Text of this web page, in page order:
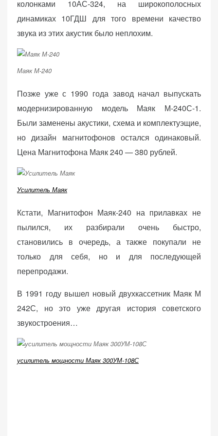
колонками 10АС-324, на широкополосных
динамиках 10ГДШ для того времени качество
звука из этих акустик было неплохим.
Маяк М-240
Позже уже с 1990 года завод начал выпускать
модернизированную модель Маяк М-240С-1.
Были заменены акустики, схема и комплектуэщие,
но дизайн магнитофонов остался одинаковый.
Цена Магнитофона Маяк 240 — 380 рублей.
Усилитель Маяк
Кстати, Магнитофон Маяк-240 на прилавках не
пылился, их разбирали очень быстро,
становились в очередь, а также покупали не
только для себя, но и для последующей
перепродажи.
В 1991 году вышел новый двухкассетник Маяк М
242С, но это уже другая история советского
звукостроения…
усилитель мощности Маяк 300УМ-108С